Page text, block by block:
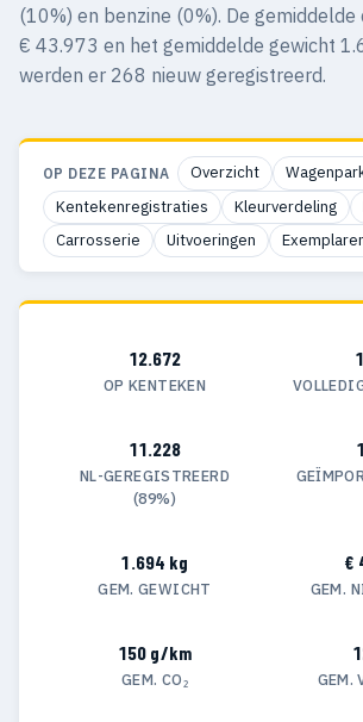
(10%) en benzine (0%). De
€ 43.973 en het gemiddelde gewicht
werden er 268 nieuw geregistreerd.
OP DEZE PAGINA Overzicht
Kentekenregistraties
Kleurverdeling
Carrosserie
Uitvoeringen
12.672
OP KENTEKEN
11.228
NL-GEREGISTREERD
(89%)
1.694 kg
GEM. GEWICHT
€
GEM.
150 g/km
GEM. CO₂ GEM.